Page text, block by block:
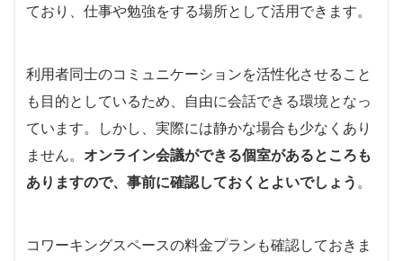
ており、仕事や勉強をする場所として活用できます。
利用者同士のコミュニケーションを活性化させること
も目的としているため、自由に会話できる環境となっ
ています。しかし、実際には静かな場合も少なくあり
ません。 オンライン会議ができる個室があるところも
ありますので、事前に確認しておくとよいでしょう 。
コワーキングスペースの料金プランも確認しておきま